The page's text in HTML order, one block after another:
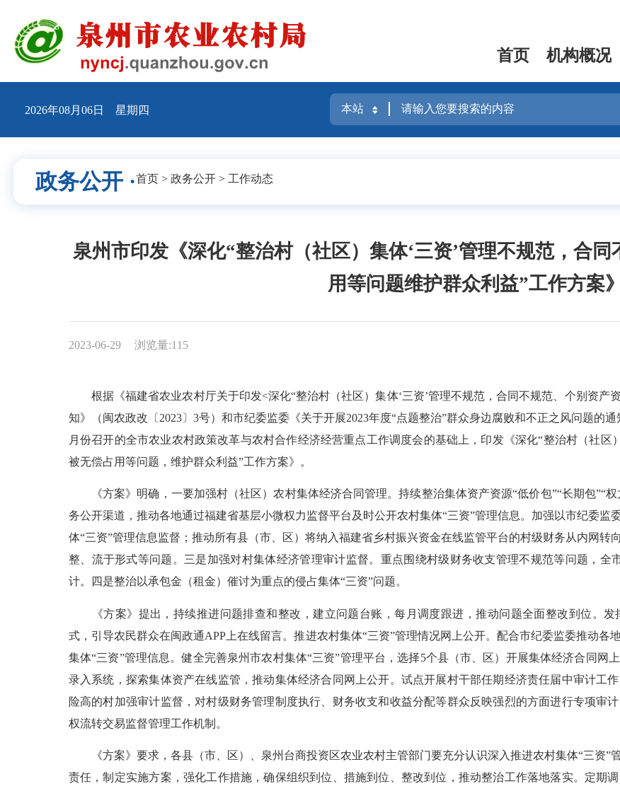
首页 机构概况
2026年08月06日 星期四
政务公开 ·首页 >政务公开 > 工作动态
泉州市印发《深化“整治村（社区）集体‘三资’管理不规范，合
用等问题维护群众利益”工作方案》
2023-06-29 浏览量:115
根据《福建省农业农村厅关于印发<深化“整治村（社区）集体‘三资’管理不规范，合同不规范、个别资产
知》（闽农政改〔2023〕3号）和市纪委监委《关于开展2023年度“点题整治”群众身边腐败和不正之风问题的
月份召开的全市农业农村政策改革与农村合作经济经营重点工作调度会的基础上，印发《深化“整治村（社区
被无偿占用等问题，维护群众利益”工作方案》。
《方案》明确，一要加强村（社区）农村集体经济合同管理。持续整治集体资产资源“低价包”“长期包”“权
务公开渠道，推动各地通过福建省基层小微权力监督平台及时公开农村集体“三资”管理信息。加强以市纪委
体“三资”管理信息监督；推动所有县（市、区）将纳入福建省乡村振兴资金在线监管平台的村级财务从内网
整、流于形式等问题。三是加强对村集体经济管理审计监督。重点围绕村级财务收支管理不规范等问题，全
计。四是整治以承包金（租金）催讨为重点的侵占集体“三资”问题。
《方案》提出，持续推进问题排查和整改，建立问题台账，每月调度跟进，推动问题全面整改到位。发
式，引导农民群众在闽政通APP上在线留言。推进农村集体“三资”管理情况网上公开。配合市纪委监委推动
集体“三资”管理信息。健全完善泉州市农村集体“三资”管理平台，选择5个县（市、区）开展集体经济合同网
录入系统，探索集体资产在线监管，推动集体经济合同网上公开。试点开展村干部任期经济责任届中审计工
险高的村加强审计监督，对村级财务管理制度执行、财务收支和收益分配等群众反映强烈的方面进行专项审
权流转交易监督管理工作机制。
《方案》要求，各县（市、区）、泉州台商投资区农业农村主管部门要充分认识深入推进农村集体“三资”
责任，制定实施方案，强化工作措施，确保组织到位、措施到位、整改到位，推动整治工作落地落实。定期